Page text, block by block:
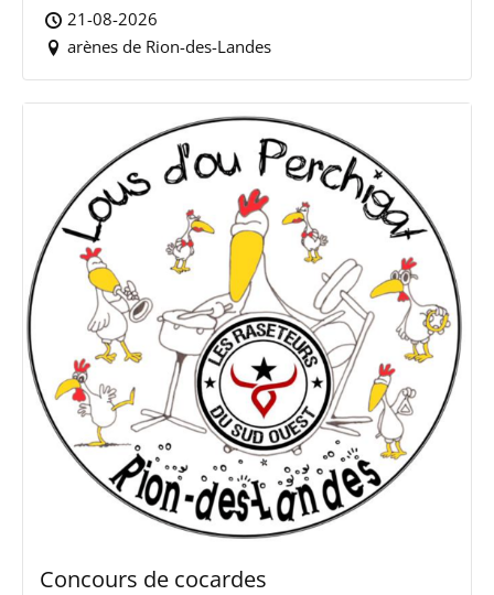
21-08-2026
arènes de Rion-des-Landes
Concours de cocardes